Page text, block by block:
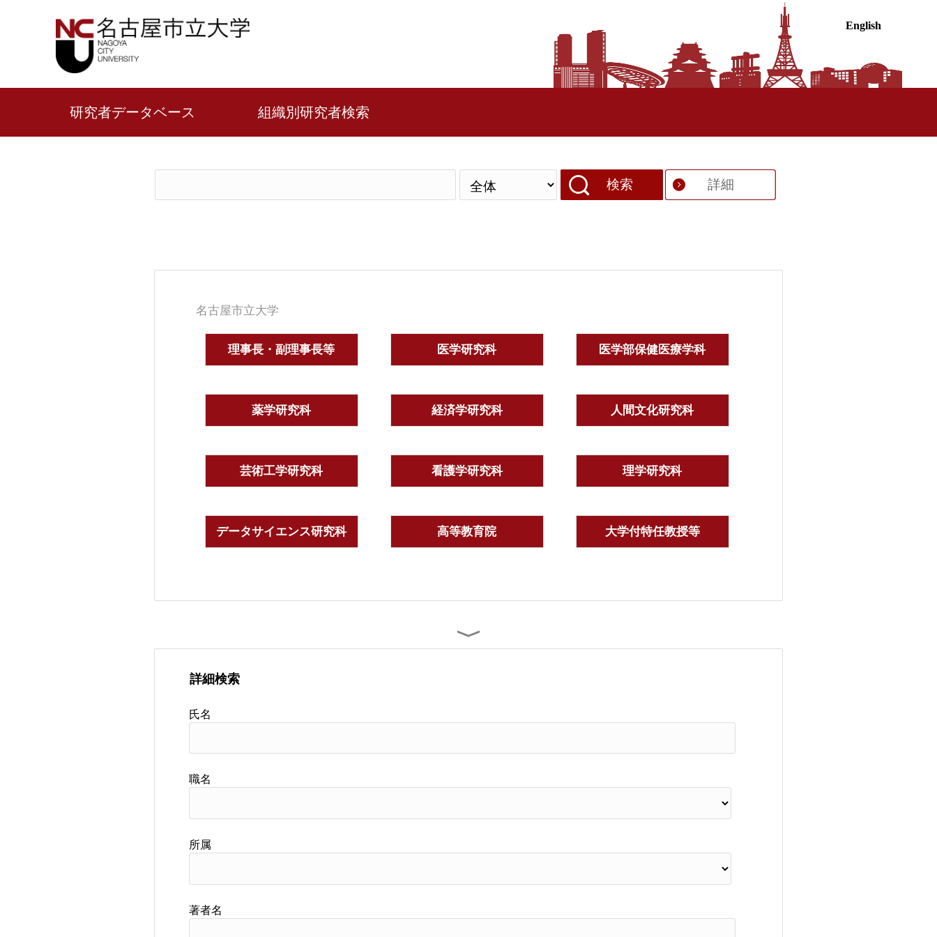
English
研究者データベース 組織別研究者検索
検索 詳細
名古屋市立大学
理事長・副理事長等 医学研究科 医学部保健医療学科
薬学研究科 経済学研究科 人間文化研究科
芸術工学研究科 看護学研究科 理学研究科
データサイエンス研究科 高等教育院 大学付特任教授等
詳細検索
氏名
職名
所属
著者名